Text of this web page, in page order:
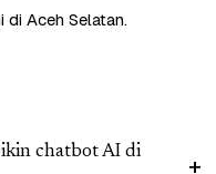
di Aceh Selatan.
chatbot AI di